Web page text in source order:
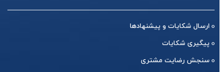
ارسال شکایات و پیشنهادها
پیگیری شکایات
سنجش رضایت مشتری